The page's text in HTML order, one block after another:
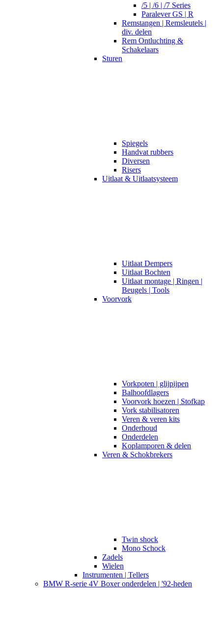
/5 | /6 | /7 Series
Paralever GS | R
Remstangen | Remsleutels |
div. delen
Rem Ontluchting &
Schakelaars
Sturen
Spiegels
Handvat rubbers
Diversen
Risers
Uitlaat & Uitlaatsysteem
Uitlaat Dempers
Uitlaat Bochten
Uitlaat montage | Ringen |
Beugels | Tools
Voorvork
Vorkpoten | glijpijpen
Balhoofdlagers
Voorvork hoezen | Stofkap
Vork stabilisatoren
Veren & veren kits
Onderhoud
Onderdelen
Koplamporen & delen
Veren & Schokbrekers
Twin shock
Mono Schock
Zadels
Wielen
Instrumenten | Tellers
BMW R-serie 4V Boxer onderdelen | '92-heden